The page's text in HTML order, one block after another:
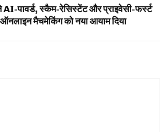
स्कैम-रेसिस्टेंट और प्राइवेसी-फर्स्ट
मैचमेकिंग को नया आयाम दिया